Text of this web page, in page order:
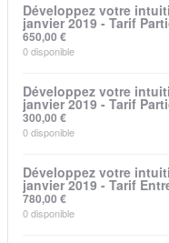
Développez votre
janvier 2019 - Tarif
650,00 €
0disponible
Développez votre
janvier 2019 - Tarif
300,00 €
0disponible
Développez votre
janvier 2019 - Tarif
780,00 €
0disponible